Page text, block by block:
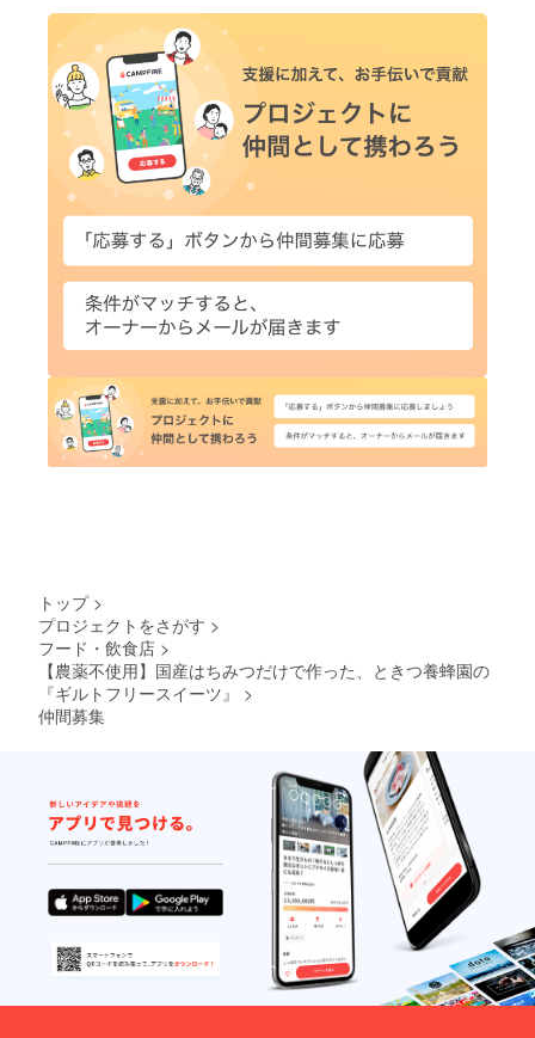
トップ >
プロジェクトをさがす >
フード・飲食店 >
【農薬不使用】国産はちみつだけで作った、ときつ養蜂園の
『ギルトフリースイーツ』
>
仲間募集